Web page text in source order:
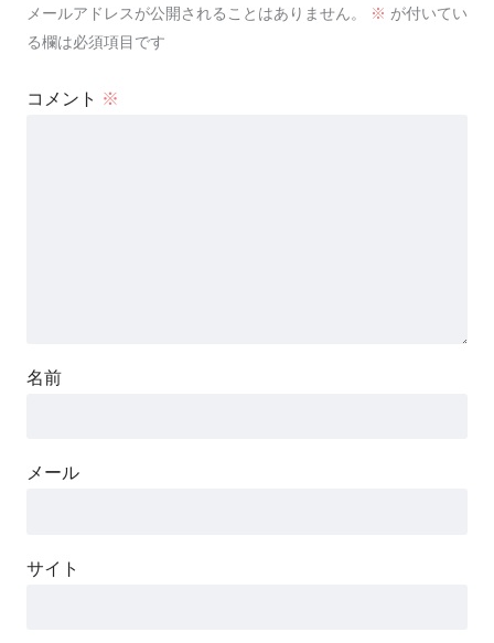
メールアドレスが公開されることはありません。 ※ が付いてい
る欄は必須項目です
コメント ※
名前
メール
サイト